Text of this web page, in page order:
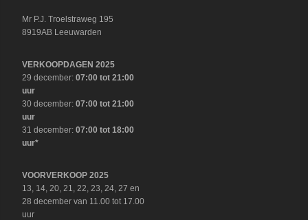
Mr P.J. Troelstraweg 195
8919AB Leeuwarden
VERKOOPDAGEN 2025
29 december:07:00 tot 21:00
uur
30 december:07:00 tot 21:00
uur
31 december:07:00 tot 18:00
uur*
VOORVERKOOP 2025
13, 14, 20, 21, 22, 23, 24, 27 en
28 december van 11.00 tot 17.00
uur